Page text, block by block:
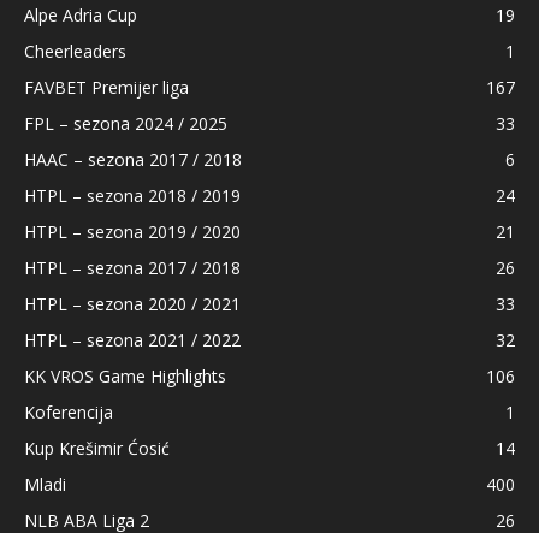
Alpe Adria Cup
19
Cheerleaders
1
FAVBET Premijer liga
167
FPL – sezona 2024 / 2025
33
HAAC – sezona 2017 / 2018
6
HTPL – sezona 2018 / 2019
24
HTPL – sezona 2019 / 2020
21
HTPL – sezona 2017 / 2018
26
HTPL – sezona 2020 / 2021
33
HTPL – sezona 2021 / 2022
32
KK VROS Game Highlights
106
Koferencija
1
Kup Krešimir Ćosić
14
Mladi
400
NLB ABA Liga 2
26